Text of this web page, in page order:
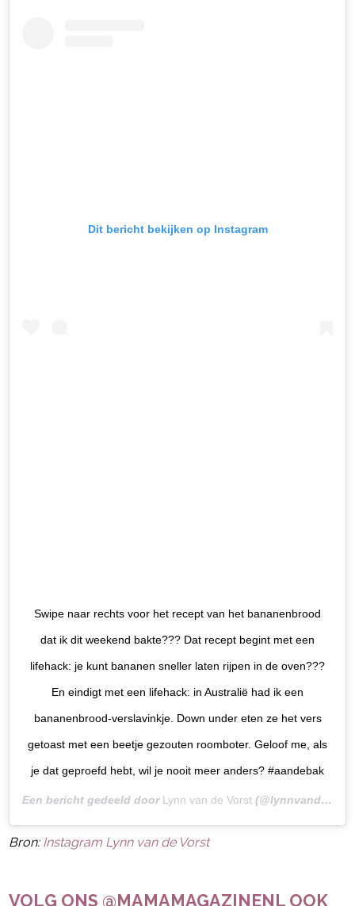
Dit bericht bekijken op Instagram
Swipe naar rechts voor het recept van het bananenbrood
dat ik dit weekend bakte??‍? Dat recept begint met een
lifehack: je kunt bananen sneller laten rijpen in de oven???
En eindigt met een lifehack: in Australië had ik een
bananenbrood-verslavinkje. Down under eten ze het vers
getoast met een beetje gezouten roomboter. Geloof me, als
je dat geproefd hebt, wil je nooit meer anders? #aandebak
Een bericht gedeeld door Lynn van de Vorst (@lynnvandevorst) op
Bron: Instagram Lynn van de Vorst
VOLG ONS @MAMAMAGAZINENL OOK